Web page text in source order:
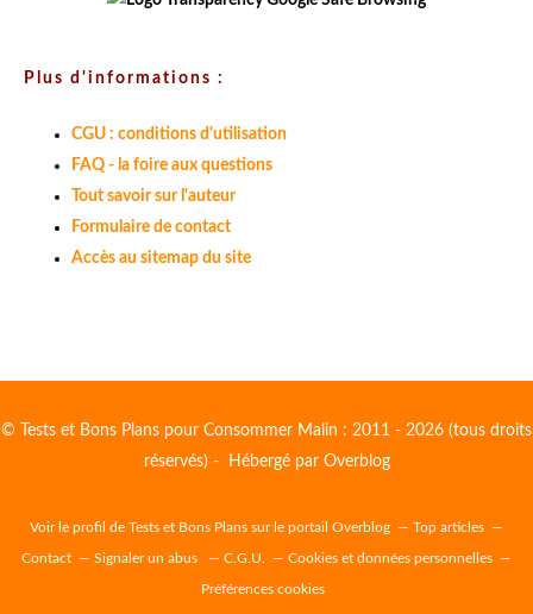
Plus d'informations :
CGU : conditions d'utilisation
FAQ - la foire aux questions
Tout savoir sur l'auteur
Formulaire de contact
Accès au sitemap du site
© Tests et Bons Plans pour Consommer Malin : 2011 - 2026 (tous droits
réservés) - Hébergé par Overblog
Voir le profil de Tests et Bons Plans sur le portail Overblog Top articles
Contact Signaler un abus C.G.U. Cookies et données personnelles
Préférences cookies